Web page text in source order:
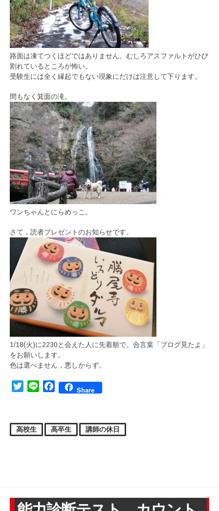
路面は凍てつくほどではありません。むしろアスファルトがひび
割れているところが怖い。
受験生には全く縁起でもない現象にだけは注意して下ります。
間もなく箕面の滝。
ワンちゃんとにらめっこ。
さて，読者プレゼントのお知らせです。
1/18(火)に2230と会えた人に先着順で。合言葉「ブログ見たよ」
をお願いします。
色は選べません，悪しからず。
TwitterLine FacebookShare
高校生 高卒生 講師の休日